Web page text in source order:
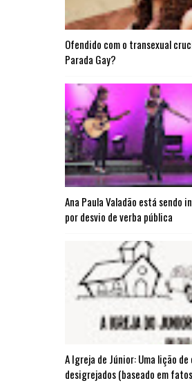
Ofendido com o transexual
Parada Gay?
Ana Paula Valadão está sendo
por desvio de verba pública
A Igreja de Júnior: Uma lição de
desigrejados (baseado em